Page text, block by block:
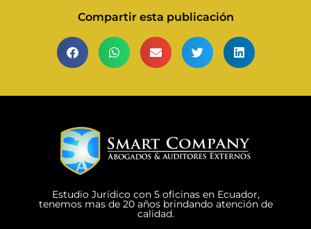
Compartir esta publicación
Estudio Jurídico con 5 oficinas en Ecuador,
tenemos mas de 20 años brindando atención de
calidad.